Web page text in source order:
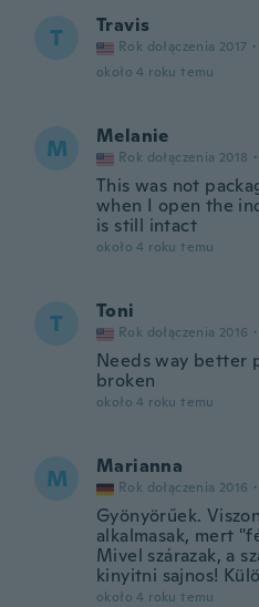
T Travis
Rok dołączenia 2017 ·
około 4 roku temu
M Melanie
Rok dołączenia 2018 ·
This was not
when I open the
is still intact
około 4 roku temu
T Toni
Rok dołączenia 2016 ·
Needs way better
broken
około 4 roku temu
M Marianna
Rok dołączenia 2016 ·
Gyönyörűek.
alkalmasak, mert
Mivel szárazak, a
kinyitni sajnos!
około 4 roku temu